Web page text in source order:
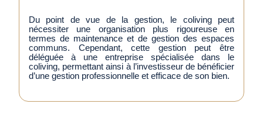
Du point de vue de la gestion, le coliving peut
nécessiter une organisation plus rigoureuse en
termes de maintenance et de gestion des espaces
communs. Cependant, cette gestion peut être
déléguée à une entreprise spécialisée dans le
coliving, permettant ainsi à l’investisseur de bénéficier
d’une gestion professionnelle et efficace de son bien.